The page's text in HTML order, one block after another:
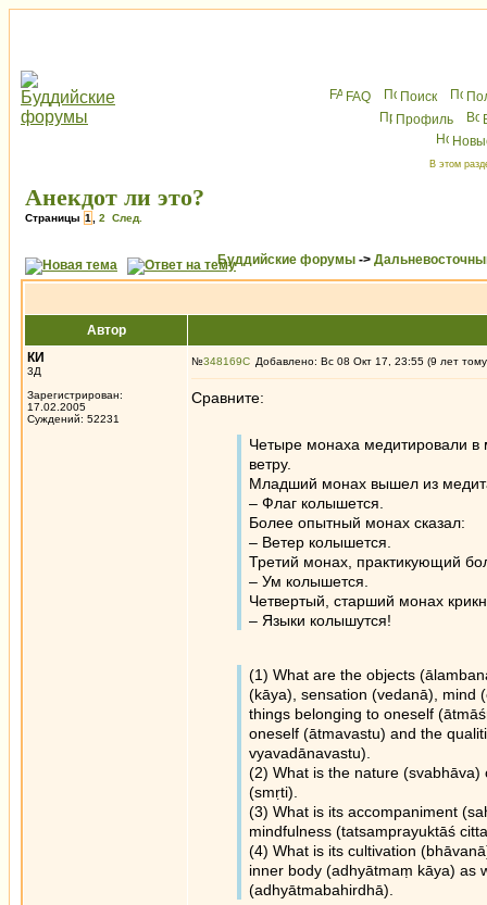
FAQ Поиск
Профиль
В этом
Анекдот ли это?
Страницы 1 2 След.
Буддийские форумы ->
Автор
КИ
3Д
Зарегистрирован:
17.02.2005
Суждений: 52231
№348169 Добавлено: Вс 08 Окт 17, 23:55 (9 лет
Сравните:
Четыре монаха медитировали
ветру.
Младший монах вышел из
– Флаг колышется.
Более опытный монах сказал:
– Ветер колышется.
Третий монах, практикующий
– Ум колышется.
Четвертый, старший монах
– Языки колышутся!
(1) What are the objects
(kāya), sensation (vedanā), mind
things belonging to oneself
oneself (ātmavastu) and the
vyavadānavastu).
(2) What is the nature
(smṛti).
(3) What is its accompaniment
mindfulness (tatsamprayuktāś
(4) What is its cultivation
inner body (adhyātmaṃ kāya) as
(adhyātmabahirdhā).